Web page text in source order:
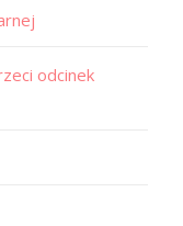
odcinek